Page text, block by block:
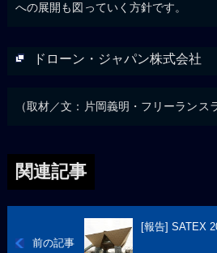
への展開も図っていく方針です。
ドローン・ジャパン株式会社
（取材／文：片岡義明・フリーランス
関連記事
前の記事
[報告] SATEX